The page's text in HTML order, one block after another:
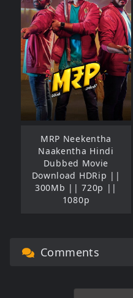
MRP Neekentha
Naakentha Hindi
Dubbed Movie
Download HDRip ||
300Mb || 720p ||
1080p
Comments